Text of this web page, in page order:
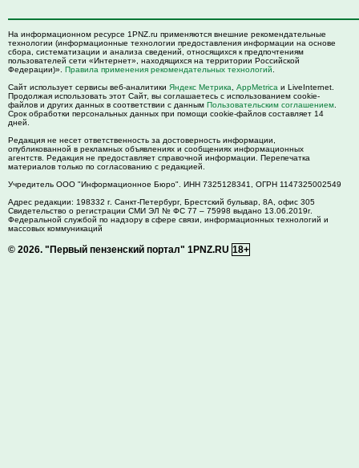
На информационном ресурсе 1PNZ.ru применяются внешние рекомендательные
технологии (информационные технологии предоставления информации на основе
сбора, систематизации и анализа сведений, относящихся к предпочтениям
пользователей сети «Интернет», находящихся на территории Российской
Федерации)». Правила применения рекомендательных технологий
Сайт использует сервисы веб-аналитики Яндекс Метрика AppMetrica и LiveInternet.
Продолжая использовать этот Сайт, вы соглашаетесь с использованием cookie-
файлов и других данных в соответствии с данным Пользовательским соглашением
Срок обработки персональных данных при помощи cookie-файлов составляет 14
дней.
Редакция не несет ответственность за достоверность информации,
опубликованной в рекламных объявлениях и сообщениях информационных
агентств. Редакция не предоставляет справочной информации. Перепечатка
материалов только по согласованию с редакцией.
Учредитель ООО "Информационное Бюро". ИНН 7325128341, ОГРН 1147325002549
Адрес редакции: 198332 г. Санкт-Петербург, Брестский бульвар, 8А, офис 305
Свидетельство о регистрации СМИ ЭЛ № ФС 77 – 75998 выдано 13.06.2019г.
Федеральной службой по надзору в сфере связи, информационных технологий и
массовых коммуникаций
© 2026. "Первый пензенский портал" 1PNZ.RU 18+